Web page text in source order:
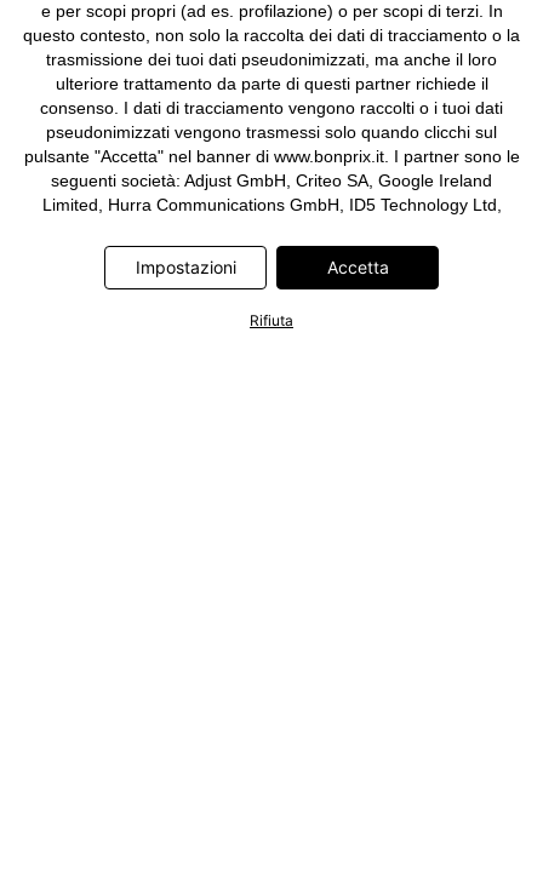
e per scopi propri (ad es. profilazione) o per scopi di terzi. In
questo contesto, non solo la raccolta dei dati di tracciamento o la
trasmissione dei tuoi dati pseudonimizzati, ma anche il loro
ulteriore trattamento da parte di questi partner richiede il
consenso. I dati di tracciamento vengono raccolti o i tuoi dati
pseudonimizzati vengono trasmessi solo quando clicchi sul
pulsante "Accetta" nel banner di www.bonprix.it. I partner sono le
seguenti società: Adjust GmbH, Criteo SA, Google Ireland
Limited, Hurra Communications GmbH, ID5 Technology Ltd,
Limited, Pinterest Europe Limited, RTB-House GmbH, TikTok
Information Technologies UK Limited. Ulteriori informazioni sul
informativa privacy e cookie
Impostazioni Accetta
Rifiuta